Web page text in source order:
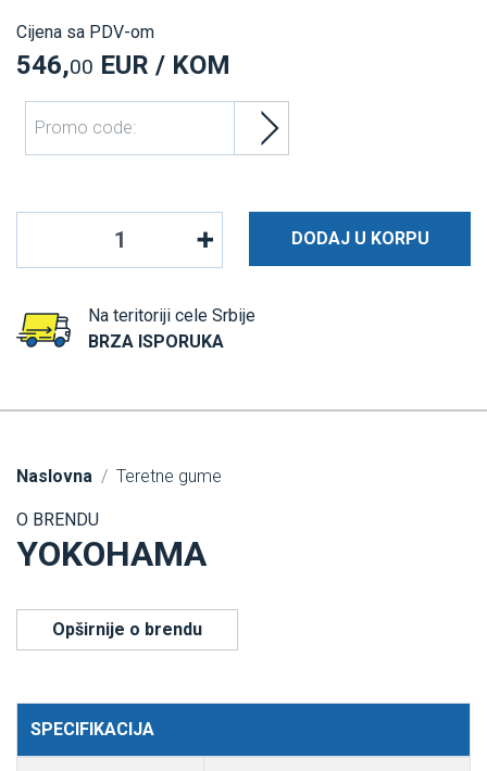
Cijena sa PDV-om
546,00 EUR / KOM
DODAJ U KORPU
Na teritoriji cele Srbije
BRZA ISPORUKA
Naslovna Teretne gume
O BRENDU
YOKOHAMA
Opširnije o brendu
SPECIFIKACIJA